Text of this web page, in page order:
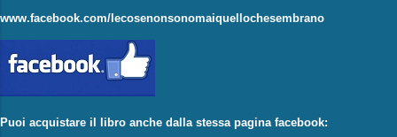
www.facebook.com/lecosenonsonomaiquellochesembrano
Puoi acquistare il libro anche dalla stessa pagina facebook: